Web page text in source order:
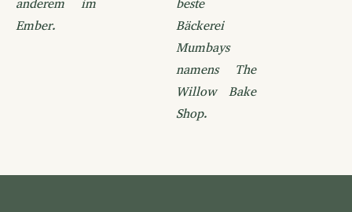
anderem im
Ember.
beste
Bäckerei
Mumbays
namens The
Willow Bake
Shop.